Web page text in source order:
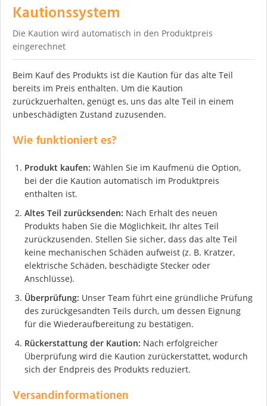
Kautionssystem
Die Kaution wird automatisch in den Produktpreis
eingerechnet
Beim Kauf des Produkts ist die Kaution für das alte Teil
bereits im Preis enthalten. Um die Kaution
zurückzuerhalten, genügt es, uns das alte Teil in einem
unbeschädigten Zustand zuzusenden.
Wie funktioniert es?
Produkt kaufen: Wählen Sie im Kaufmenü die Option,
bei der die Kaution automatisch im Produktpreis
enthalten ist.
Altes Teil zurücksenden: Nach Erhalt des neuen
Produkts haben Sie die Möglichkeit, Ihr altes Teil
zurückzusenden. Stellen Sie sicher, dass das alte Teil
keine mechanischen Schäden aufweist (z. B. Kratzer,
elektrische Schäden, beschädigte Stecker oder
Anschlüsse).
Überprüfung: Unser Team führt eine gründliche Prüfung
des zurückgesandten Teils durch, um dessen Eignung
für die Wiederaufbereitung zu bestätigen.
Rückerstattung der Kaution: Nach erfolgreicher
Überprüfung wird die Kaution zurückerstattet, wodurch
sich der Endpreis des Produkts reduziert.
Versandinformationen